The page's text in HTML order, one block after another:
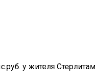
у жителя